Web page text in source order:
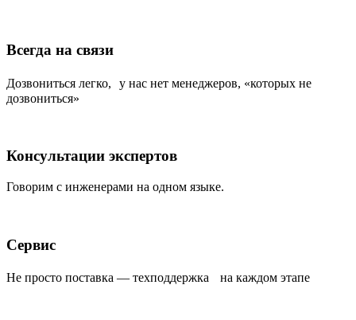
Всегда на связи
Дозвониться легко, у нас нет менеджеров, «которых не
дозвониться»
Консультации экспертов
Говорим с инженерами на одном языке.
Сервис
Не просто поставка — техподдержка на каждом этапе